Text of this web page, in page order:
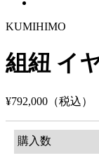
KUMIHIMO
組紐 イ
¥792,000 （税込）
購入数